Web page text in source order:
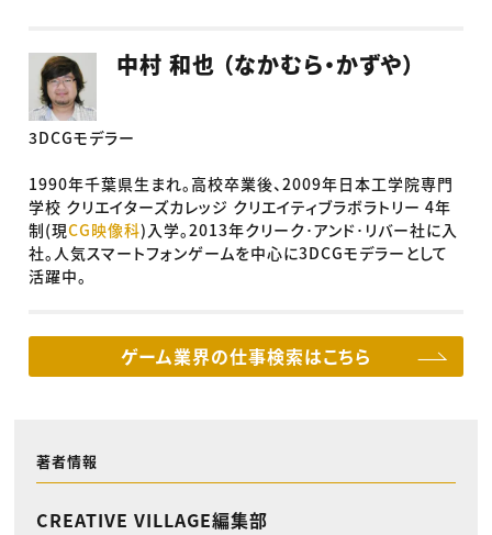
中村 和也 （なかむら・かずや）
3DCGモデラー
1990年千葉県生まれ。高校卒業後、2009年日本工学院専門
学校 クリエイターズカレッジ クリエイティブラボラトリー 4年
制(現CG映像科) 入学。2013年クリーク･アンド･リバー社に入
社。 人気スマートフォンゲームを中心に3DCGモデラーとして
活躍中。
ゲーム業界の仕事検索はこちら
著者情報
CREATIVE VILLAGE編集部